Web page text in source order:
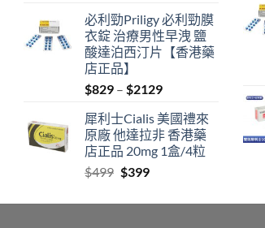
was:
$600.
is:
$480.
必利勁Priligy 必利勁膜
衣錠 治療男性早洩 鹽
酸達泊西汀片【香港藥
店正品】
$829 – $2129Price
$829
through
$2129
犀利士Cialis 美國禮來
原廠 他達拉非 香港藥
店正品 20mg 1盒/4粒
$499 Original
was:
$399Current
is: